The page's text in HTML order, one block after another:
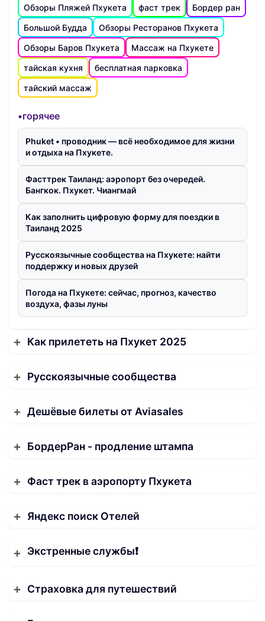
Обзоры Пляжей Пхукета фаст трек
Бордер ран
Большой Будда
Обзоры Ресторанов Пхукета
Обзоры Баров Пхукета
Массаж на Пхукете
тайская кухня
бесплатная парковка
тайский массаж
•горячее
Phuket • проводник — всё необходимое для жизни
и отдыха на Пхукете.
Фасттрек Таиланд: аэропорт без очередей.
Бангкок. Пхукет. Чиангмай
Как заполнить цифровую форму для поездки в
Таиланд 2025
Русскоязычные сообщества на Пхукете: найти
поддержку и новых друзей
Погода на Пхукете: сейчас, прогноз, качество
воздуха, фазы луны
Как прилететь на Пхукет 2025
Русскоязычные сообщества
Дешёвые билеты от Aviasales
БордерРан - продление штампа
Фаст трек в аэропорту Пхукета
Яндекс поиск Отелей
Экстренные службы❗️
Страховка для путешествий